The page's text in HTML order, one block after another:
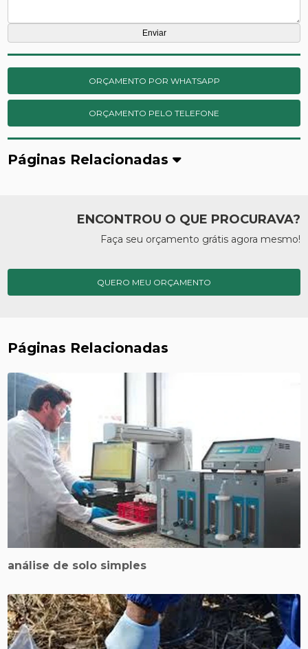
ORÇAMENTO POR WHATSAPP
ORÇAMENTO PELO TELEFONE
Páginas Relacionadas
ENCONTROU O QUE PROCURAVA?
Faça seu orçamento grátis agora mesmo!
QUERO MEU ORÇAMENTO
Páginas Relacionadas
análise de solo simples